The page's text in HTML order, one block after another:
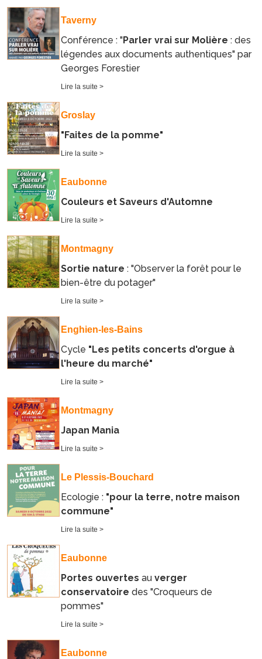
Taverny
Conférence : "Parler vrai sur Molière : des
légendes aux documents authentiques" par
Georges Forestier
Lire la suite >
Groslay
"Faites de la pomme"
Lire la suite >
Eaubonne
Couleurs et Saveurs d'Automne
Lire la suite >
Montmagny
Sortie nature : "Observer la forêt pour le
bien-être du potager"
Lire la suite >
Enghien-les-Bains
Cycle "Les petits concerts d'orgue à
l'heure du marché"
Lire la suite >
Montmagny
Japan Mania
Lire la suite >
Le Plessis-Bouchard
Ecologie : "pour la terre, notre maison
commune"
Lire la suite >
Eaubonne
Portes ouvertes au verger
conservatoire des "Croqueurs de
pommes"
Lire la suite >
Eaubonne